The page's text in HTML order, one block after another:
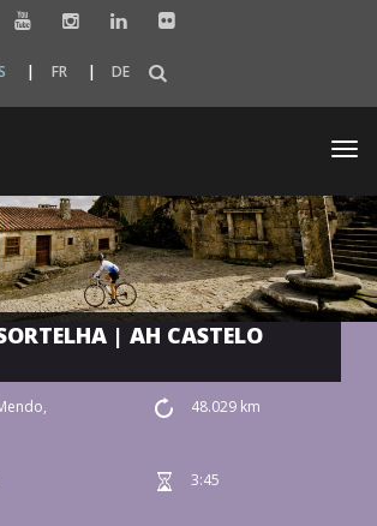
FR DE
| AH CASTELO
48.029 km
3:45